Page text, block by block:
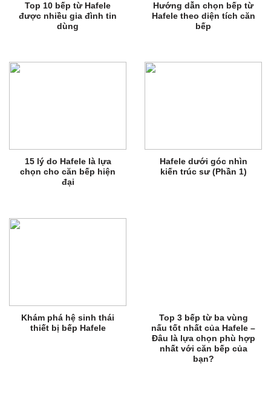
Top 10 bếp từ Hafele
được nhiều gia đình tin
dùng
Hướng dẫn chọn bếp từ
Hafele theo diện tích căn
bếp
15 lý do Hafele là lựa
chọn cho căn bếp hiện
đại
Hafele dưới góc nhìn
kiến trúc sư (Phần 1)
Khám phá hệ sinh thái
thiết bị bếp Hafele
Top 3 bếp từ ba vùng
nấu tốt nhất của Hafele –
Đâu là lựa chọn phù hợp
nhất với căn bếp của
bạn?